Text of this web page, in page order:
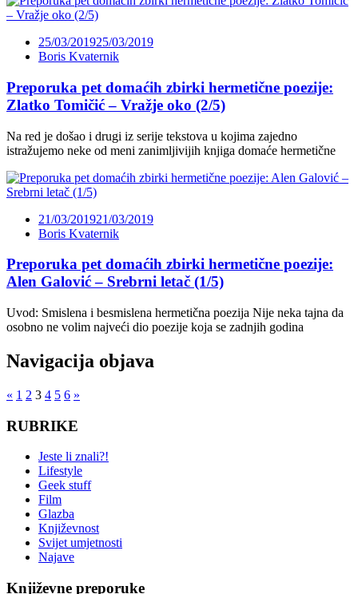
25/03/201925/03/2019
Boris Kvaternik
Preporuka pet domaćih zbirki hermetične poezije:
Zlatko Tomičić – Vražje oko (2/5)
Na red je došao i drugi iz serije tekstova u kojima zajedno
istražujemo neke od meni zanimljivijih knjiga domaće hermetične
21/03/201921/03/2019
Boris Kvaternik
Preporuka pet domaćih zbirki hermetične poezije:
Alen Galović – Srebrni letač (1/5)
Uvod: Smislena i besmislena hermetična poezija Nije neka tajna da
osobno ne volim najveći dio poezije koja se zadnjih godina
Navigacija objava
« 1 2 3 4 5 6 »
RUBRIKE
Jeste li znali?!
Lifestyle
Geek stuff
Film
Glazba
Književnost
Svijet umjetnosti
Najave
Književne preporuke